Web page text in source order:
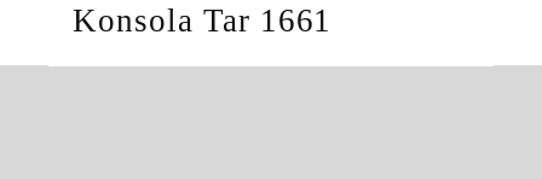
Konsola Tar 1661